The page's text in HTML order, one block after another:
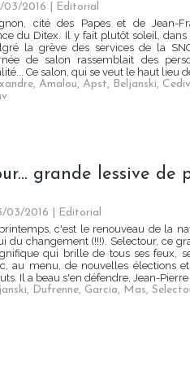
03/2016
Editorial
cité des Papes et de Jean-
du Ditex. Il y fait plutôt soleil,
la grève des services de la
de salon rassemblait des
Ce salon, qui se veut le haut lieu
, Amalou, Apst, Beljanski, Cediv
grande lessive de
03/2016
Editorial
c'est le renouveau de la
du changement (!!!). Selectour, ce
qui brille de tous ses feux,
au menu, de nouvelles élections
Il a beau s'en défendre, Jean-Pierre
, Dufrenne, Garcia, Mas,